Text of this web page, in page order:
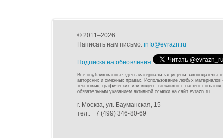
© 2011–2026
Написать нам письмо: info@evrazn.ru
Подписка на обновления
Все опубликованные здесь материалы защищены
авторских и смежных правах. Использование любых материалов
текстовых, графических или видео - возможно с нашего
обязательным указанием активной ссылки на сайт evrazn.ru.
г. Москва, ул. Бауманская, 15
тел.: +7 (499) 346-80-69